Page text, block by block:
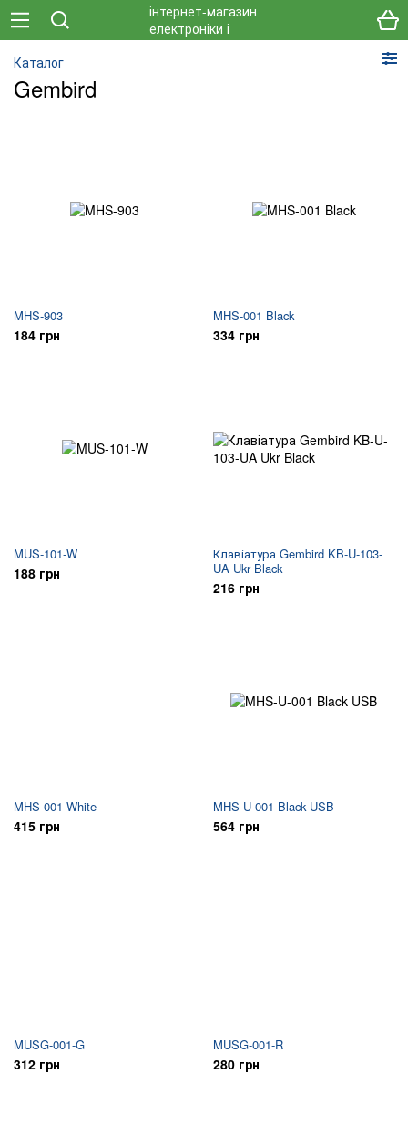
Каталог
Gembird
MHS-903
184 грн
MHS-001 Black
334 грн
MUS-101-W
188 грн
Клавіатура Gembird KB-U-103-
UA Ukr Black
216 грн
MHS-001 White
415 грн
MHS-U-001 Black USB
564 грн
MUSG-001-G
312 грн
MUSG-001-R
280 грн